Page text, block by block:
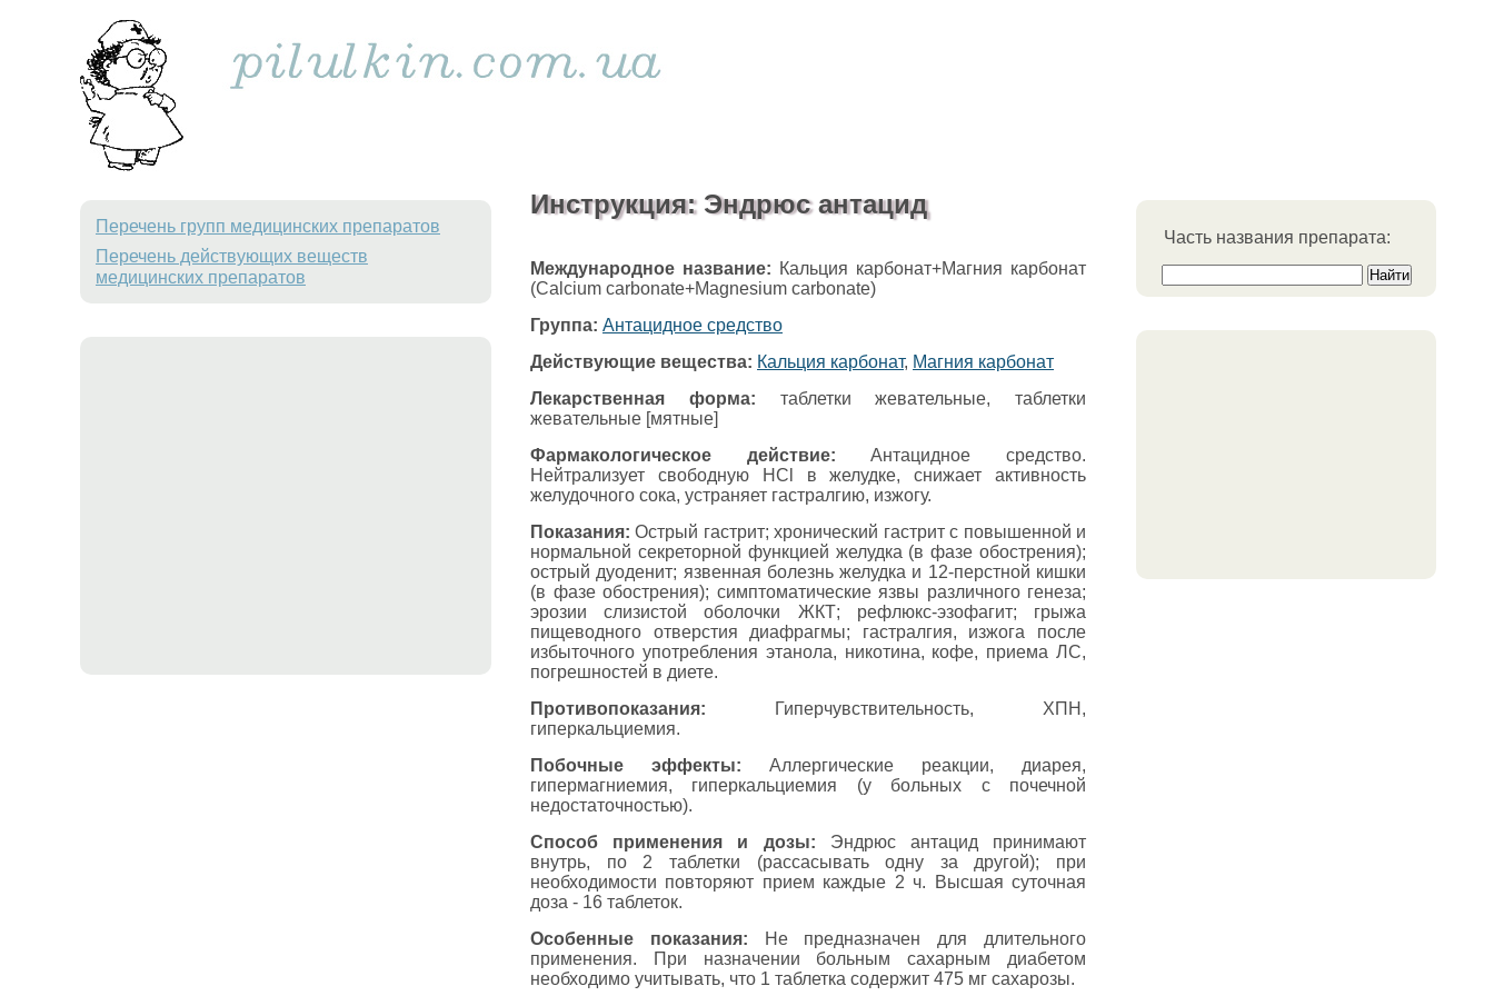
Перечень групп медицинских препаратов
Перечень действующих веществ
медицинских препаратов
Часть названия препарата:
Инструкция: Эндрюс антацид
Международное название: Кальция карбонат+Магния карбонат
(Calcium carbonate+Magnesium carbonate)
Группа: Антацидное средство
Действующие вещества: Кальция карбонат, Магния карбонат
Лекарственная форма: таблетки жевательные, таблетки
жевательные [мятные]
Фармакологическое действие: Антацидное средство.
Нейтрализует свободную HCl в желудке, снижает активность
желудочного сока, устраняет гастралгию, изжогу.
Показания: Острый гастрит; хронический гастрит с повышенной и
нормальной секреторной функцией желудка (в фазе обострения);
острый дуоденит; язвенная болезнь желудка и 12-перстной кишки
(в фазе обострения); симптоматические язвы различного генеза;
эрозии слизистой оболочки ЖКТ; рефлюкс-эзофагит; грыжа
пищеводного отверстия диафрагмы; гастралгия, изжога после
избыточного употребления этанола, никотина, кофе, приема ЛС,
погрешностей в диете.
Противопоказания: Гиперчувствительность, ХПН,
гиперкальциемия.
Побочные эффекты: Аллергические реакции, диарея,
гипермагниемия, гиперкальциемия (у больных с почечной
недостаточностью).
Способ применения и дозы: Эндрюс антацид принимают
внутрь, по 2 таблетки (рассасывать одну за другой); при
необходимости повторяют прием каждые 2 ч. Высшая суточная
доза - 16 таблеток.
Особенные показания: Не предназначен для длительного
применения. При назначении больным сахарным диабетом
необходимо учитывать, что 1 таблетка содержит 475 мг сахарозы.